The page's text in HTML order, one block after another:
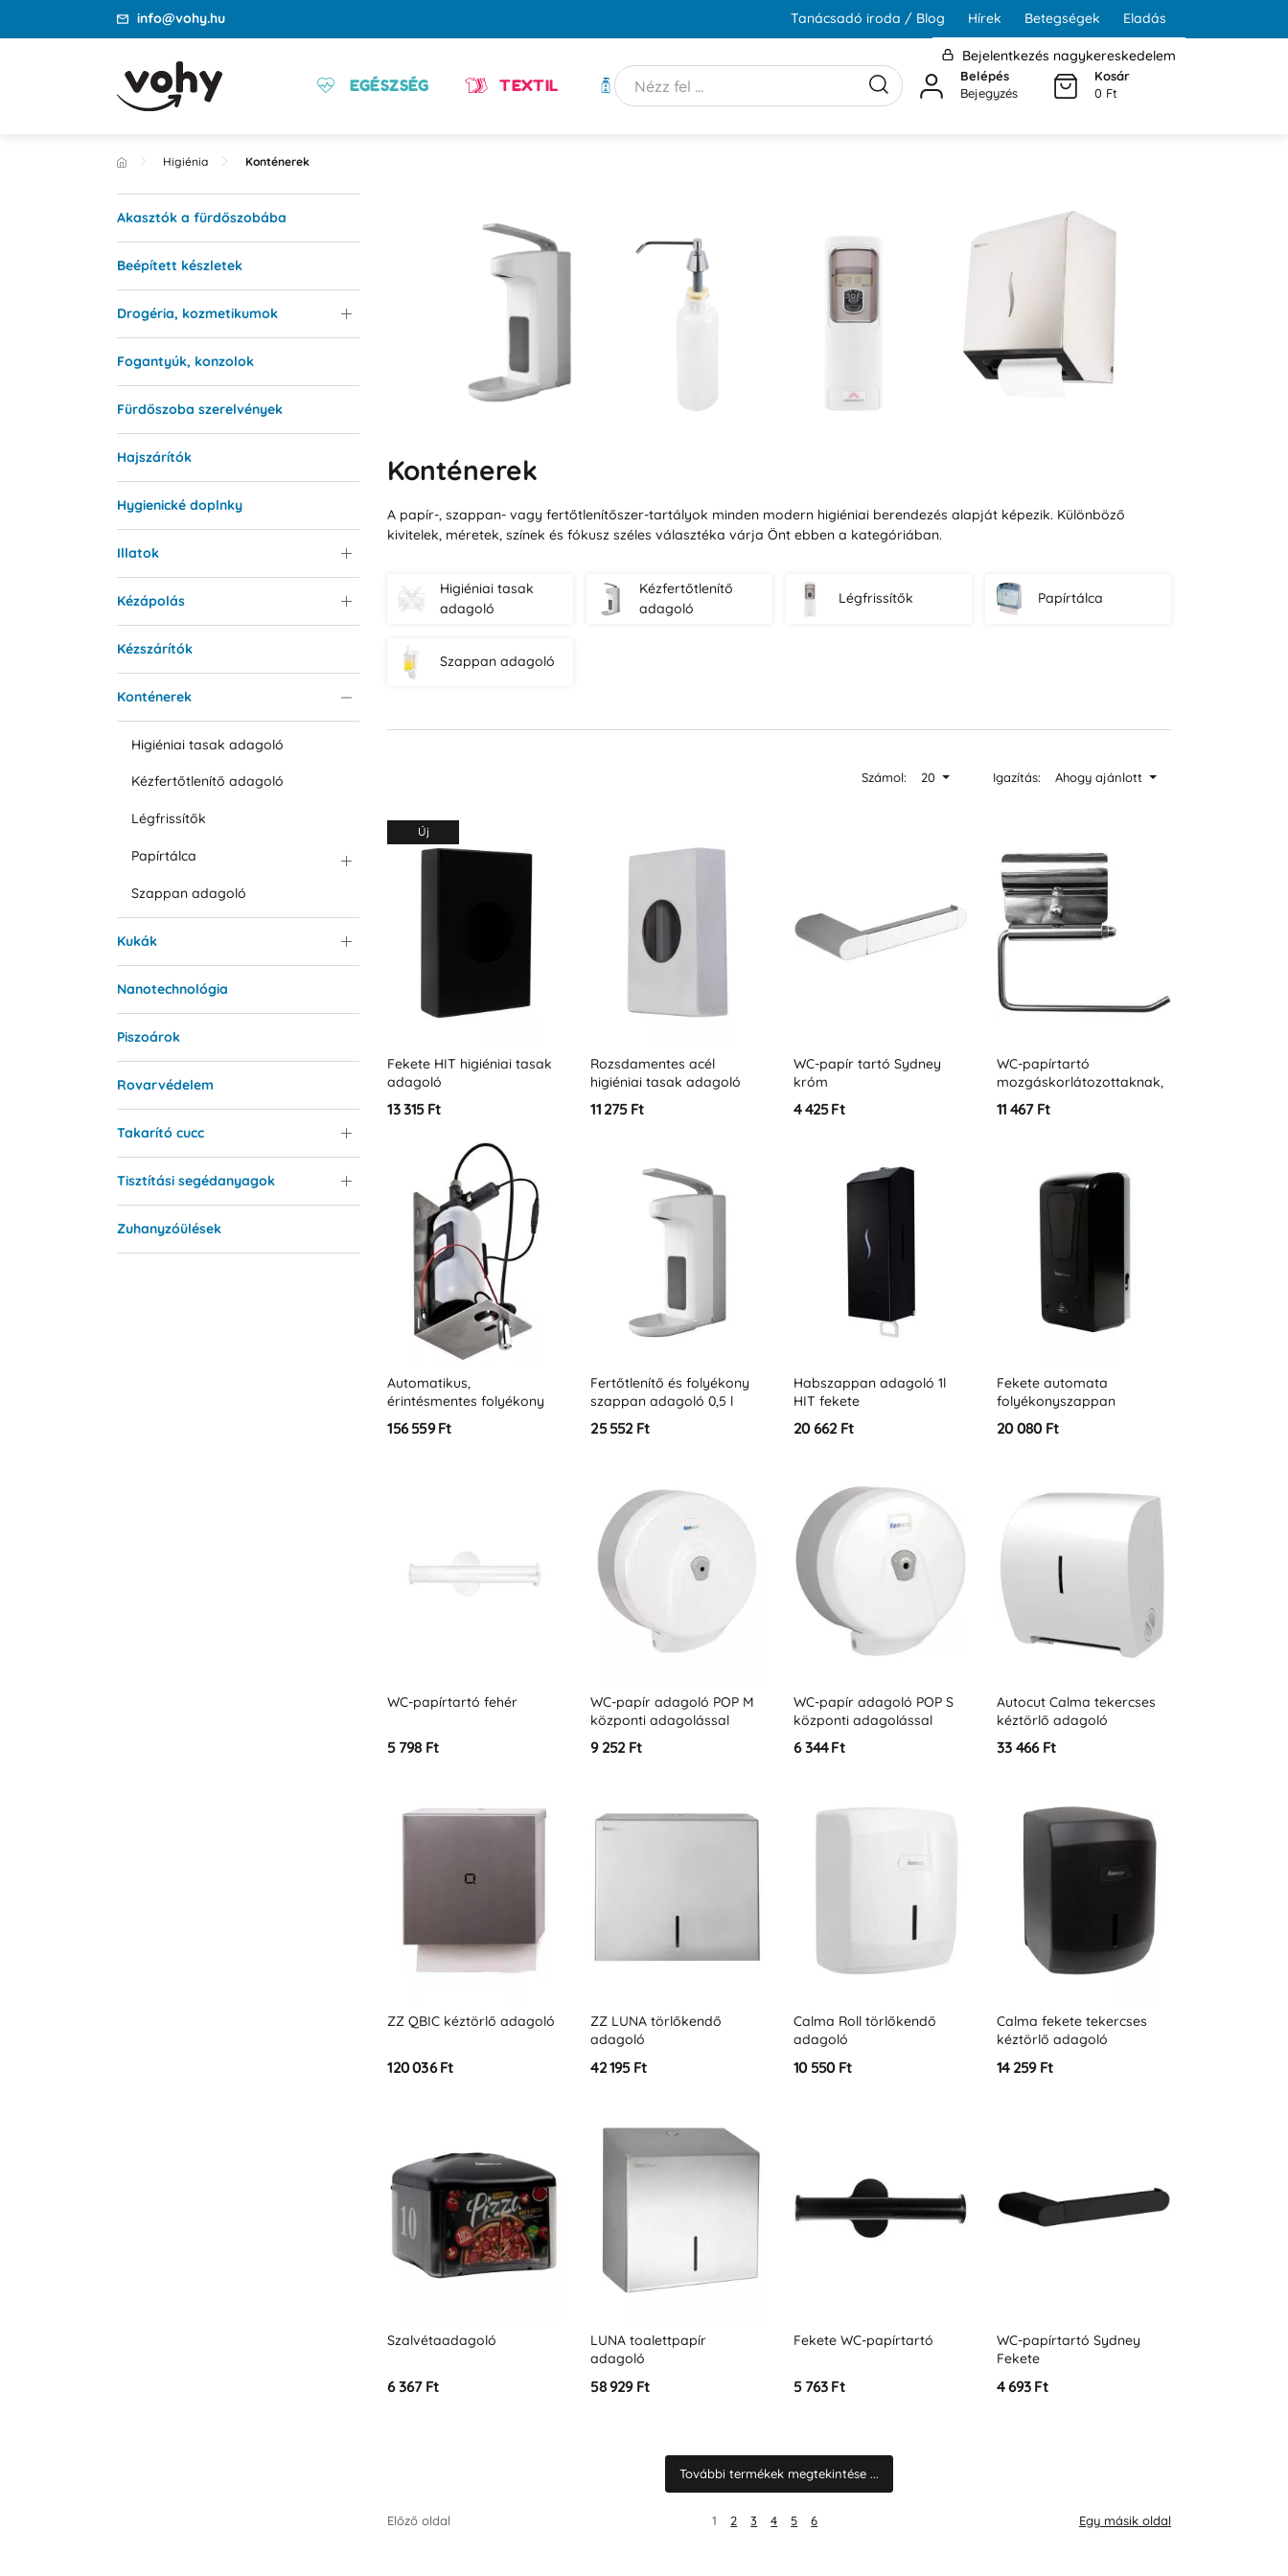
info@vohy.hu Tanácsadó iroda / Blog Hírek Betegségek Eladás
Bejelentkezés nagykereskedelem
EGÉSZSÉG TEXTIL HIGIÉNIA
Belépés
Bejegyzés
Kosár
0 Ft
Higiénia Konténerek
Konténerek
A papír-, szappan- vagy fertőtlenítőszer-tartályok minden modern higiéniai berendezés alapját képezik. Különböző
kivitelek, méretek, színek és fókusz széles választéka várja Önt ebben a kategóriában.
Higiéniai tasak
adagoló
Kézfertőtlenítő
adagoló
Légfrissítők Papírtálca
Szappan adagoló
Számol: 20 Igazítás: Ahogy ajánlott
Új
Fekete HIT higiéniai tasak
adagoló
13 315 Ft
Rozsdamentes acél
higiéniai tasak adagoló
11 275 Ft
WC-papír tartó Sydney
króm
4 425 Ft
WC-papírtartó
mozgáskorlátozottaknak,
Ø 32, fényes rozsdamentes
acél
11 467 Ft
Automatikus,
érintésmentes folyékony
szappan és
fertőtlenítőszer adagoló a
156 559 Ft
Fertőtlenítő és folyékony
szappan adagoló 0,5 l
25 552 Ft
Habszappan adagoló 1l
HIT fekete
20 662 Ft
Fekete automata
folyékonyszappan
adagoló 1 l KÖZEPES
FEKETE
20 080 Ft
WC-papírtartó fehér
5 798 Ft
WC-papír adagoló POP M
központi adagolással
9 252 Ft
WC-papír adagoló POP S
központi adagolással
6 344 Ft
Autocut Calma tekercses
kéztörlő adagoló
33 466 Ft
ZZ QBIC kéztörlő adagoló
120 036 Ft
ZZ LUNA törlőkendő
adagoló
42 195 Ft
Calma Roll törlőkendő
adagoló
10 550 Ft
Calma fekete tekercses
kéztörlő adagoló
14 259 Ft
Szalvétaadagoló
6 367 Ft
LUNA toalettpapír
adagoló
58 929 Ft
Fekete WC-papírtartó
5 763 Ft
WC-papírtartó Sydney
Fekete
4 693 Ft
További termékek megtekintése ...
Előző oldal 1 2 3 4 5 6 Egy másik oldal
Akasztók a fürdőszobába
Beépített készletek
Drogéria, kozmetikumok
Fogantyúk, konzolok
Fürdőszoba szerelvények
Hajszárítók
Hygienické doplnky
Illatok
Kézápolás
Kézszárítók
Konténerek
Higiéniai tasak adagoló
Kézfertőtlenítő adagoló
Légfrissítők
Papírtálca
Szappan adagoló
Kukák
Nanotechnológia
Piszoárok
Rovarvédelem
Takarító cucc
Tisztítási segédanyagok
Zuhanyzóülések